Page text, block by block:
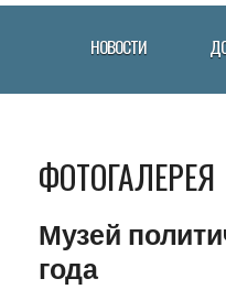
НОВОСТИ
ФОТОГАЛЕРЕЯ
Музей
года